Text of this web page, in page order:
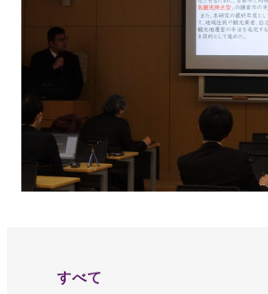
すべて